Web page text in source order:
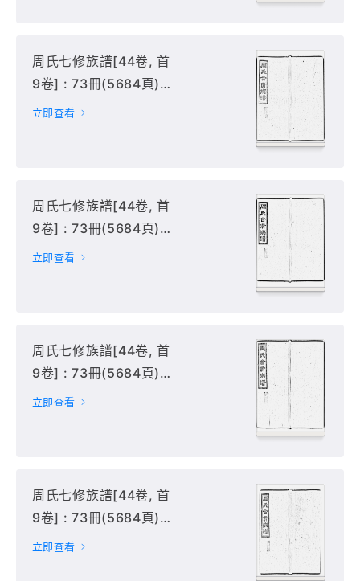
周氏七修族譜[44卷, 首
9卷] : 73冊(5684頁) :
41-45冊,
立即查看
周氏七修族譜[44卷, 首
9卷] : 73冊(5684頁) :
46-50冊,
立即查看
周氏七修族譜[44卷, 首
9卷] : 73冊(5684頁) :
51-55冊,
立即查看
周氏七修族譜[44卷, 首
9卷] : 73冊(5684頁) :
56-60冊,
立即查看